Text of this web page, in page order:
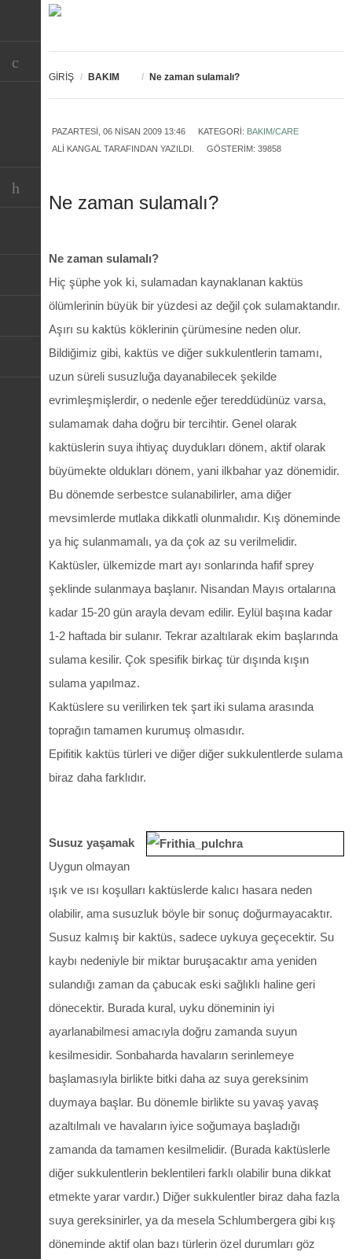
GİRİŞ / BAKIM / Ne zaman sulamalı?
PAZARTESI, 06 NISAN 2009 13:46 KATEGORI: BAKIM/CARE
ALI KANGAL TARAFINDAN YAZILDI. GÖSTERIM: 39858
Ne zaman sulamalı?
Ne zaman sulamalı?
Hiç şüphe yok ki, sulamadan kaynaklanan kaktüs
ölümlerinin büyük bir yüzdesi az değil çok sulamaktandır.
Aşırı su kaktüs köklerinin çürümesine neden olur.
Bildiğimiz gibi, kaktüs ve diğer sukkulentlerin tamamı,
uzun süreli susuzluğa dayanabilecek şekilde
evrimleşmişlerdir, o nedenle eğer tereddüdünüz varsa,
sulamamak daha doğru bir tercihtir. Genel olarak
kaktüslerin suya ihtiyaç duydukları dönem, aktif olarak
büyümekte oldukları dönem, yani ilkbahar yaz dönemidir.
Bu dönemde serbestce sulanabilirler, ama diğer
mevsimlerde mutlaka dikkatli olunmalıdır. Kış döneminde
ya hiç sulanmamalı, ya da çok az su verilmelidir.
Kaktüsler, ülkemizde mart ayı sonlarında hafif sprey
şeklinde sulanmaya başlanır. Nisandan Mayıs ortalarına
kadar 15-20 gün arayla devam edilir. Eylül başına kadar
1-2 haftada bir sulanır. Tekrar azaltılarak ekim başlarında
sulama kesilir. Çok spesifik birkaç tür dışında kışın
sulama yapılmaz.
Kaktüslere su verilirken tek şart iki sulama arasında
toprağın tamamen kurumuş olmasıdır.
Epifitik kaktüs türleri ve diğer diğer sukkulentlerde sulama
biraz daha farklıdır.
Susuz yaşamak
Uygun olmayan
ışık ve ısı koşulları kaktüslerde kalıcı hasara neden
olabilir, ama susuzluk böyle bir sonuç doğurmayacaktır.
Susuz kalmış bir kaktüs, sadece uykuya geçecektir. Su
kaybı nedeniyle bir miktar buruşacaktır ama yeniden
sulandığı zaman da çabucak eski sağlıklı haline geri
dönecektir. Burada kural, uyku döneminin iyi
ayarlanabilmesi amacıyla doğru zamanda suyun
kesilmesidir. Sonbaharda havaların serinlemeye
başlamasıyla birlikte bitki daha az suya gereksinim
duymaya başlar. Bu dönemle birlikte su yavaş yavaş
azaltılmalı ve havaların iyice soğumaya başladığı
zamanda da tamamen kesilmelidir. (Burada kaktüslerle
diğer sukkulentlerin beklentileri farklı olabilir buna dikkat
etmekte yarar vardır.) Diğer sukkulentler biraz daha fazla
suya gereksinirler, ya da mesela Schlumbergera gibi kış
döneminde aktif olan bazı türlerin özel durumları göz